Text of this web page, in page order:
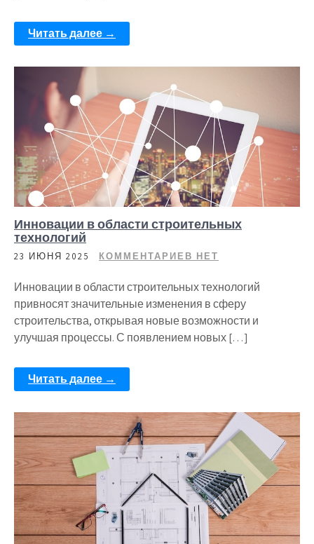
Читать далее →
Инновации в области строительных
технологий
23 ИЮНЯ 2025 КОММЕНТАРИЕВ НЕТ
Инновации в области строительных технологий
привносят значительные изменения в сферу
строительства, открывая новые возможности и
улучшая процессы. С появлением новых […]
Читать далее →